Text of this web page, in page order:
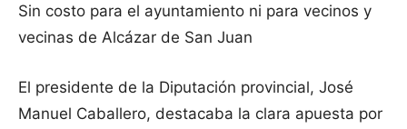
Sin costo para el ayuntamiento ni para vecinos y
vecinas de Alcázar de San Juan
El presidente de la Diputación provincial, José
Manuel Caballero, destacaba la clara apuesta por